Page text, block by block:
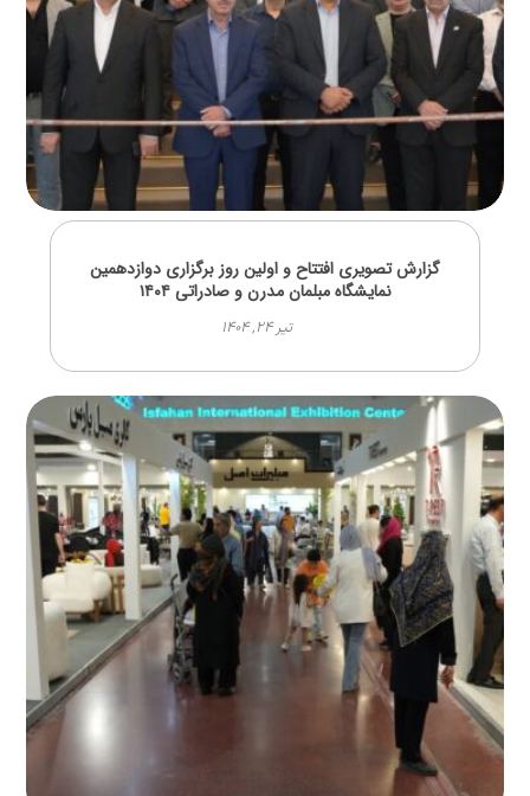
گزارش تصویری افتتاح و اولین روز برگزاری دوازدهمین
نمایشگاه مبلمان مدرن و صادراتی ۱۴۰۴
تیر ۲۴, ۱۴۰۴